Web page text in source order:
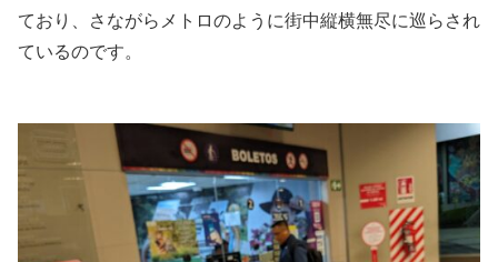
ており、さながらメトロのように街中縦横無尽に巡らされ
ているのです。